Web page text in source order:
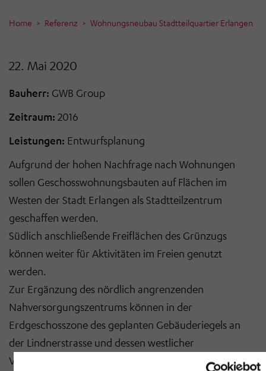
Home Referenz Wohnungsneubau Stadtteilquartier Erlangen
22. Mai 2020
Bauherr: GWB Group
Zeitraum: 2016
Leistungen: Entwurfsplanung
Aufgrund der hohen Nachfrage nach Wohnungen
sollen Geschosswohnungsbauten auf Flächen im
Westen der Stadt Erlangen als Stadtteilzentrum
geschaffen werden.
Südlich anschließende Freiflächen des Grünzugs
können weiter für Aktivitäten im Freien genutzt
werden.
Zur Ergänzung des nördlich angrenzenden
Nahversorgungszentrums können in der
Erdgeschosszone des geplanten Gebäuderiegels an
der Lindnerstrasse und dessen westlicher
Verlängerung an der Goeschelstrasse Nutzungen